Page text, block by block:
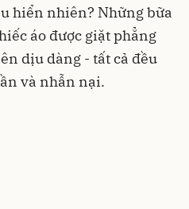
hiển nhiên? Những bữa
áo được giặt phẳng
dịu dàng - tất cả đều
và nhẫn nại.